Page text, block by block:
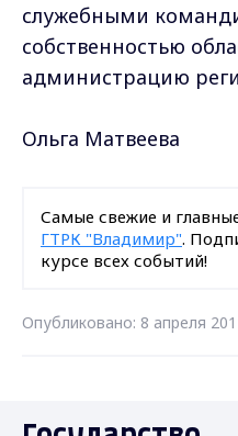
служебными
собственностью
администрацию
Ольга Матвеева
Самые свежие и
ГТРК "Владимир".
курсе всех событий!
Опубликовано: 8 апреля